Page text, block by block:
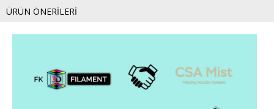
ÜRÜN ÖNERILERI